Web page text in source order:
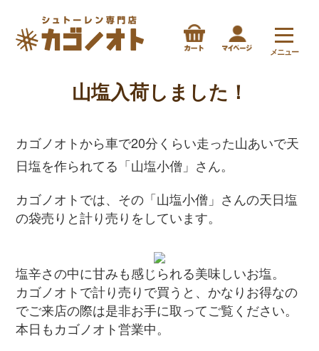
メニュー
山塩入荷しました！
カゴノオトから車で20分くらい走った山あいで天
日塩を作られてる「山塩小僧」さん。
カゴノオトでは、その「山塩小僧」さんの天日塩
の袋売りと計り売りをしています。
塩辛さの中に甘みも感じられる美味しいお塩。
カゴノオトで計り売りで買うと、かなりお得なの
でご来店の際は是非お手に取ってご覧ください。
本日もカゴノオト営業中。